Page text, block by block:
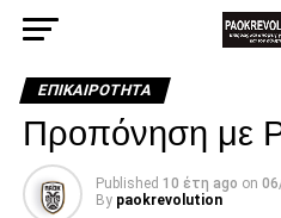
ΕΠΙΚΑΙΡΌΤΗΤΑ
Προπόνηση με
Published 10 έτη ago on
By paokrevolution